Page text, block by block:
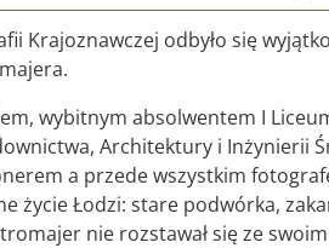
Krajoznawczej odbyło się
wybitnym absolwentem I
Architektury i Inżynierii
a przede wszystkim
życie Łodzi: stare podwórka,
nie rozstawał się ze